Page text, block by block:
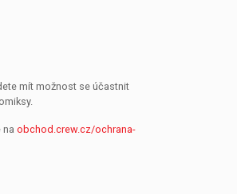
mít možnost se účastnit
na obchod.crew.cz/ochrana-